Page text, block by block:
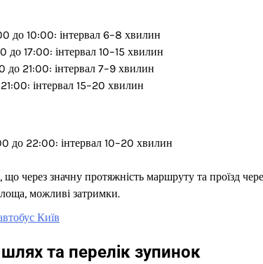
до 10:00: інтервал 6–8 хвилин
до 17:00: інтервал 10–15 хвилин
до 21:00: інтервал 7–9 хвилин
інтервал 15–20 хвилин
до 22:00: інтервал 10–20 хвилин
через значну протяжність маршруту та проїзд
можливі затримки.
Київ
та перелік зупинок